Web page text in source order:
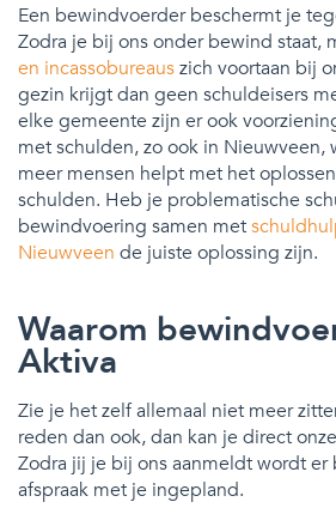
Een bewindvoerder beschermt je
Zodra je bij ons onder bewind staat,
en incassobureauszich voortaan bij
gezin krijgt dan geen schuldeisers
elke gemeente zijn er ook
met schulden, zo ook in Nieuwveen,
meer mensen helpt met het
schulden. Heb je problematische
bewindvoering samen met
Nieuwveen de juiste oplossing zijn.
Waarom
Aktiva
Zie je het zelf allemaal niet meer
reden dan ook, dan kan je direct
Zodra jij je bij ons aanmeldt wordt
afspraak met je ingepland.